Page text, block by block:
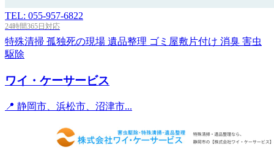
TEL: 055-957-6822
24時間365日対応
特殊清掃 孤独死の現場 遺品整理 ゴミ屋敷片付け 消臭 害虫
駆除
ワイ・ケーサービス
📍 静岡市、浜松市、沼津市...